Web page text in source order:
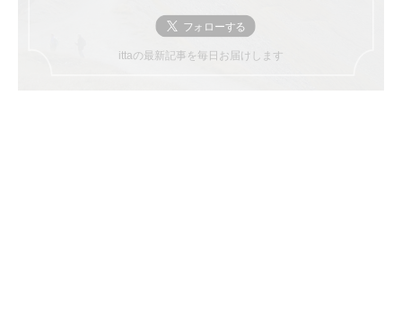
ittaの最新記事を毎日お届けします